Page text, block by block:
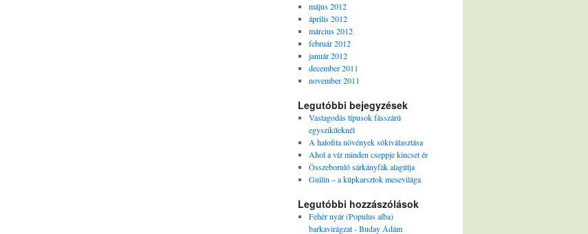
május 2012
április 2012
március 2012
február 2012
január 2012
december 2011
november 2011
Legutóbbi bejegyzések
Vastagodás típusok fásszárú
egyszikűeknél
A halofita növények sókiválasztása
Ahol a víz minden cseppje kincset ér
Összeboruló sárkányfák alagútja
Guilin – a kúpkarsztok mesevilága
Legutóbbi hozzászólások
Fehér nyár (Populus alba)
barkavirágzat - Buday Ádám